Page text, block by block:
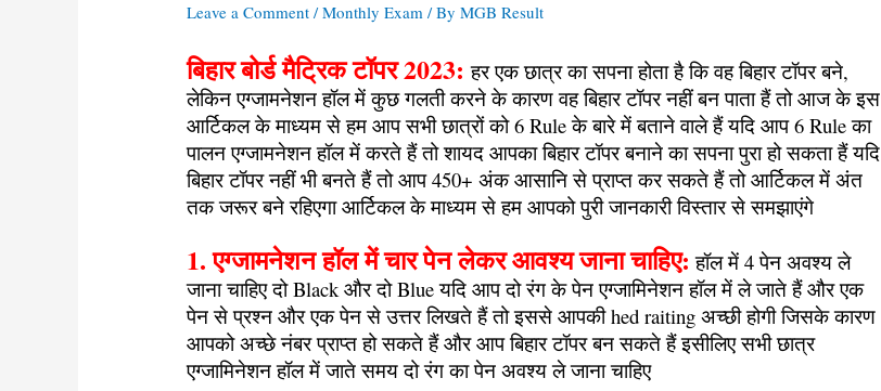
Leave a Comment /Monthly Exam / ByMGB Result
बिहार बोर्ड मैट्रिक टॉपर 2023:हर एक छात्र का सपना होता है कि वह बिहार टॉपर बने,
लेकिन एग्जामनेशन हॉल में कुछ गलती करने के कारण वह बिहार टॉपर नहीं बन पाता हैं तो आज के इस
आर्टिकल के माध्यम से हम आप सभी छात्रों को 6 Rule के बारे में बताने वाले हैं यदि आप 6 Rule का
पालन एग्जामनेशन हॉल में करते हैं तो शायद आपका बिहार टॉपर बनाने का सपना पुरा हो सकता हैं यदि
बिहार टॉपर नहीं भी बनते हैं तो आप 450+ अंक आसानि से प्राप्त कर सकते हैं तो आर्टिकल में अंत
तक जरूर बने रहिएगा आर्टिकल के माध्यम से हम आपको पुरी जानकारी विस्तार से समझाएंगे
1. एग्जामनेशन हॉल में चार पेन लेकर आवश्य जाना चाहिए: हॉल में 4 पेन अवश्य ले
जाना चाहिए दो Black और दो Blue यदि आप दो रंग के पेन एग्जामिनेशन हॉल में ले जाते हैं और एक
पेन से प्रश्न और एक पेन से उत्तर लिखते हैं तो इससे आपकी hed raiting अच्छी होगी जिसके कारण
आपको अच्छे नंबर प्राप्त हो सकते हैं और आप बिहार टॉपर बन सकते हैं इसीलिए सभी छात्र
एग्जामिनेशन हॉल में जाते समय दो रंग का पेन अवश्य ले जाना चाहिए